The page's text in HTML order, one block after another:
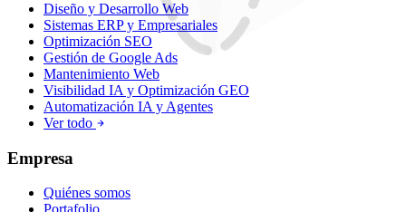
Diseño y Desarrollo Web
Sistemas ERP y Empresariales
Optimización SEO
Gestión de Google Ads
Mantenimiento Web
Visibilidad IA y Optimización GEO
Automatización IA y Agentes
Ver todo
Empresa
Quiénes somos